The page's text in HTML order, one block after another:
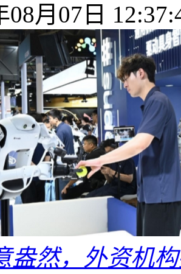
08月07日
盎然，外资机